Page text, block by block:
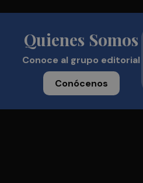
Quienes Somos
Conoce al grupo editorial
Conócenos